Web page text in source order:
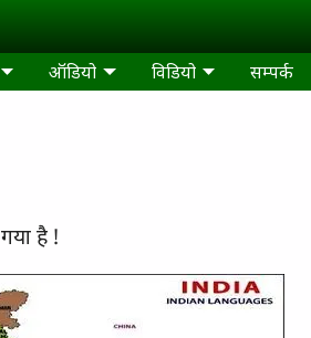
ऑडियो विडियो सम्पर्क
है !